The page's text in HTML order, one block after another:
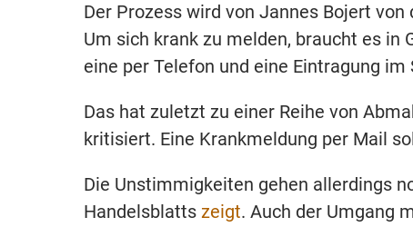
Der Prozess wird von Jannes Bojert
Um sich krank zu melden, braucht es in
eine per Telefon und eine Eintragung im
Das hat zuletzt zu einer Reihe von
kritisiert. Eine Krankmeldung per Mail
Die Unstimmigkeiten gehen allerdings
Handelsblatts zeigt. Auch der Umgang